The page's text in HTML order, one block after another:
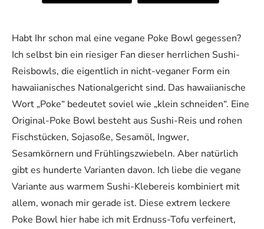
Habt Ihr schon mal eine vegane Poke Bowl gegessen?
Ich selbst bin ein riesiger Fan dieser herrlichen Sushi-
Reisbowls, die eigentlich in nicht-veganer Form ein
hawaiianisches Nationalgericht sind. Das hawaiianische
Wort „Poke“ bedeutet soviel wie „klein schneiden“. Eine
Original-Poke Bowl besteht aus Sushi-Reis und rohen
Fischstücken, Sojasoße, Sesamöl, Ingwer,
Sesamkörnern und Frühlingszwiebeln. Aber natürlich
gibt es hunderte Varianten davon. Ich liebe die vegane
Variante aus warmem Sushi-Klebereis kombiniert mit
allem, wonach mir gerade ist. Diese extrem leckere
Poke Bowl hier habe ich mit Erdnuss-Tofu verfeinert,